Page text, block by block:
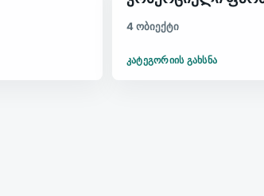
4 ობიექტი
ᲙᲐᲢᲔᲒᲝᲠᲘᲘᲡ ᲒᲐᲮᲡᲜᲐ